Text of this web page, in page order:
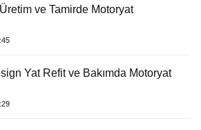
ve Tamirde Motoryat
Yat Refit ve Bakımda Motoryat